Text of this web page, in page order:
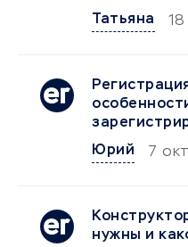
Татьяна
Юрий
7
нужны и